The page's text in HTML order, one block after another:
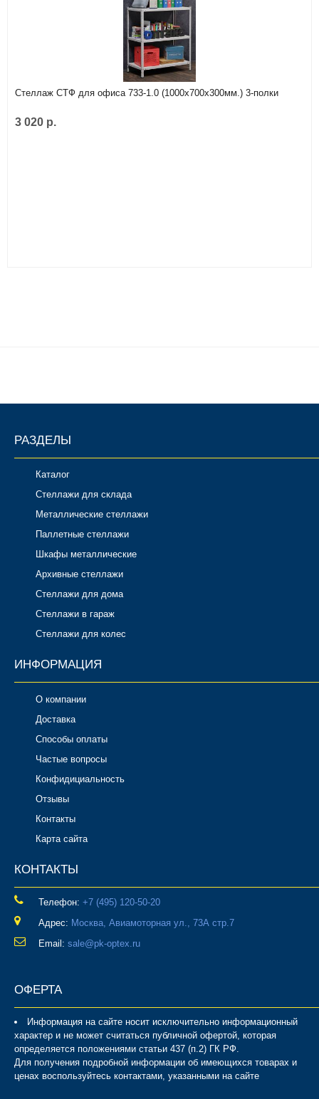
Стеллаж СТФ для офиса 733-1.0 (1000х700х300мм.) 3-полки
3 020 р.
РАЗДЕЛЫ
Каталог
Стеллажи для склада
Металлические стеллажи
Паллетные стеллажи
Шкафы металлические
Архивные стеллажи
Стеллажи для дома
Стеллажи в гараж
Стеллажи для колес
ИНФОРМАЦИЯ
О компании
Доставка
Способы оплаты
Частые вопросы
Конфидициальность
Отзывы
Контакты
Карта сайта
КОНТАКТЫ
Телефон: ‎+7 (495) 120-50-20
Адрес: Москва, Авиамоторная ул., 73А стр.7
Email: sale@pk-optex.ru
ОФЕРТА
Информация на сайте носит исключительно информационный
характер и не может считаться публичной офертой, которая
определяется положениями статьи 437 (п.2) ГК РФ.
Для получения подробной информации об имеющихся товарах и
ценах воспользуйтесь контактами, указанными на сайте